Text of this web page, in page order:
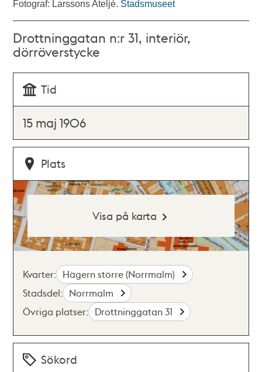
Fotograf: Larssons Ateljé. Stadsmuseet
Drottninggatan n:r 31, interiör,
dörröverstycke
Tid
15 maj 1906
Plats
Visa på karta
Kvarter: Hägern större (Norrmalm)
Stadsdel: Norrmalm
Övriga platser: Drottninggatan 31
Sökord